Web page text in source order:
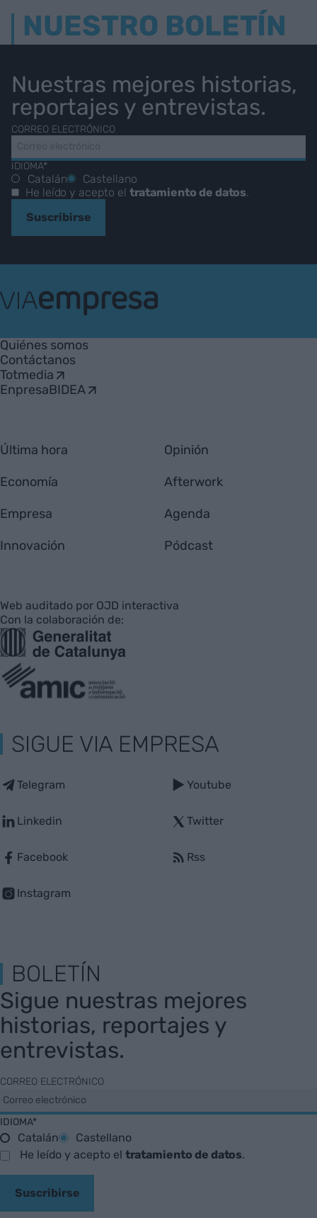
NUESTRO BOLETÍN
Nuestras mejores historias,
reportajes y entrevistas.
CORREO ELECTRÓNICO
IDIOMA*
Catalán
Castellano
He leído y acepto el tratamiento de datos.
Suscribirse
Empresa
Quiénes somos
Contáctanos
Totmedia
EnpresaBIDEA
Última hora
Economía
Empresa
Innovación
Opinión
Afterwork
Agenda
Pódcast
Web auditado por OJD interactiva
Con la colaboración de:
SIGUE VIA EMPRESA
Telegram
Linkedin
Facebook
Instagram
Youtube
Twitter
Rss
BOLETÍN
Sigue nuestras mejores
historias, reportajes y
entrevistas.
CORREO ELECTRÓNICO
IDIOMA*
Catalán
Castellano
He leído y acepto el tratamiento de datos.
Suscribirse